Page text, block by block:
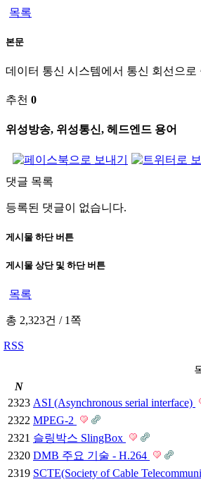
목록
본문
데이터 통신 시스템에서 통신 회선으로
추천 0
위성방송, 위성통신, 헤드엔드 용어
댓글 목록
등록된 댓글이 없습니다.
게시물 하단 버튼
게시물 상단 및 하단 버튼
목록
총 2,323건 /1쪽
RSS
N
2323 ASI (Asynchronous serial interface)
2322 MPEG-2
2321 슬링박스 SlingBox
2320 DMB 주요 기술 - H.264
2319 SCTE(Society of Cable